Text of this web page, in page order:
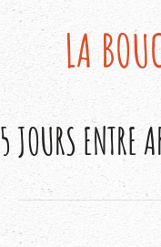
LA
5 JOURS ENTRE